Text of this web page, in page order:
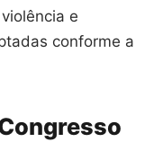
e
conforme a